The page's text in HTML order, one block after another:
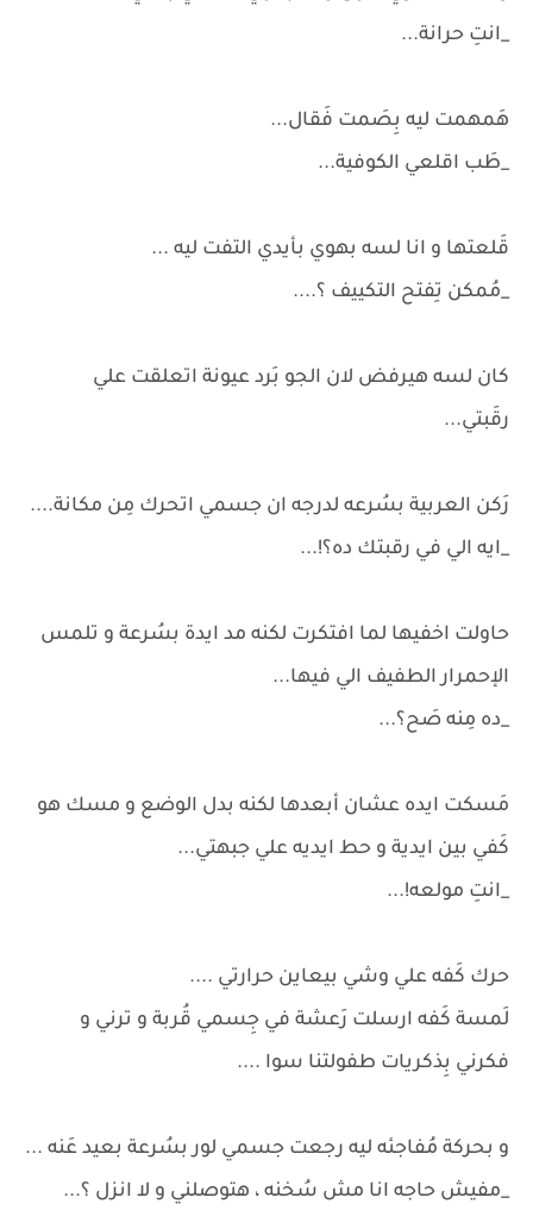
_انتِ حرانة...
هَمهمت ليه بِصَمت فَقال...
_طَب اقلعي الكوفية...
قَلعتها و انا لسه بهوي بأيدي التفت ليه ...
_مُمكن تِفتح التكييف ؟....
كان لسه هيرفض لان الجو بَرد عيونة اتعلقت علي
رقَبتي...
رَكن العربية بسُرعه لدرجه ان جسمي اتحرك مِن مكانة....
_ايه الي في رقبتك ده؟!...
حاولت اخفيها لما افتكرت لكنه مد ايدة بسُرعة و تلمس
الإحمرار الطفيف الي فيها...
_ده مِنه صَح؟...
مَسكت ايده عشان أبعدها لكنه بدل الوضع و مسك هو
كَفي بين ايدية و حط ايديه علي جبهتي...
_انتِ مولعه!...
حرك كَفه علي وشي بيعاين حرارتي ....
لَمسة كَفه ارسلت رَعشة في جِسمي قُربة و ترني و
فكرني بِذكريات طفولتنا سوا ....
و بحركة مُفاجئه ليه رجعت جسمي لور بسُرعة بعيد عَنه ...
_مفيش حاجه انا مش سُخنه ، هتوصلني و لا انزل ؟...